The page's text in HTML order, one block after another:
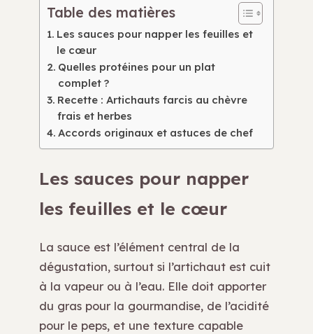
Table des matières
Les sauces pour napper les feuilles et
le cœur
Quelles protéines pour un plat
complet ?
Recette : Artichauts farcis au chèvre
frais et herbes
Accords originaux et astuces de chef
Les sauces pour napper
les feuilles et le cœur
La sauce est l’élément central de la
dégustation, surtout si l’artichaut est cuit
à la vapeur ou à l’eau. Elle doit apporter
du gras pour la gourmandise, de l’acidité
pour le peps, et une texture capable